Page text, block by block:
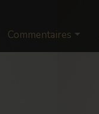
Commentaires